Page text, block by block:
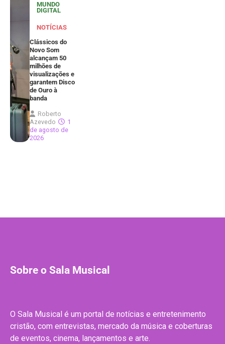
MUNDO
DIGITAL
NOTÍCIAS
Clássicos do
Novo Som
alcançam 50
milhões de
visualizações e
garantem Disco
de Ouro à
banda
Roberto
Azevedo
1
de agosto de
2026
Sobre o Sala Musical
O Sala Musical é um portal de notícias e entretenimento
cristão, com entrevistas, mercado da música e coberturas
de eventos, cinema, lançamentos e arte.